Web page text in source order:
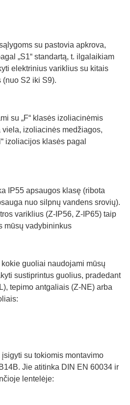
su pastovia apkrova,
„S1“ standartą, t. ilgalaikiam
elektrinius variklius su kitais
(nuo S2 iki S9).
su „F“ klasės izoliacinėmis
izoliacinės medžiagos,
izoliacijos klasės pagal
IP55 apsaugos klasę (ribota
nuo silpnų vandens srovių).
variklius (Z-IP56, Z-IP65) taip
mūsų vadybininkus
guoliai naudojami mūsų
sustiprintus guolius, pradedant
tepimo antgaliais (Z-NE) arba
su tokiomis montavimo
Jie atitinka DIN EN 60034 ir
lentelėje: